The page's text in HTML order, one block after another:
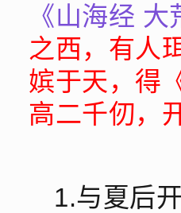
《山海经 大
之西，有人
嫔于天，得
高二千仞，
1.与夏后